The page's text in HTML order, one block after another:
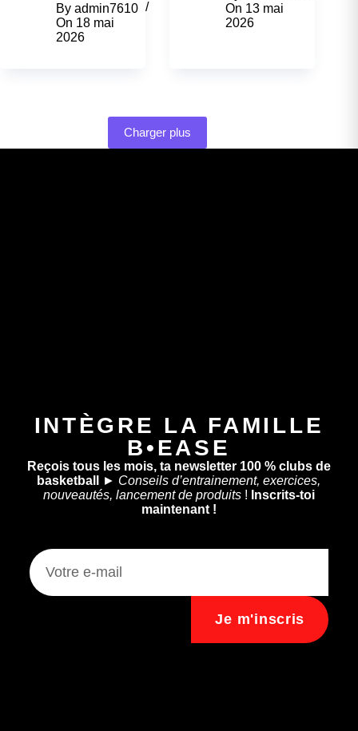
By admin7610
On 18 mai
2026
On 13 mai
2026
Charger plus
INTÈGRE LA FAMILLE
B•EASE
Reçois tous les mois, ta newsletter 100 % clubs de
basketball
► Conseils d’entrainement, exercices,
nouveautés, lancement de produits! Inscrits-toi
maintenant !
Je m'inscris